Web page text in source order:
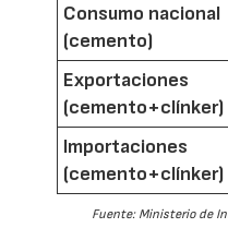
Consumo nacional
(cemento)
Exportaciones
(cemento+clínker)
Importaciones
(cemento+clínker)
Fuente: Ministerio de